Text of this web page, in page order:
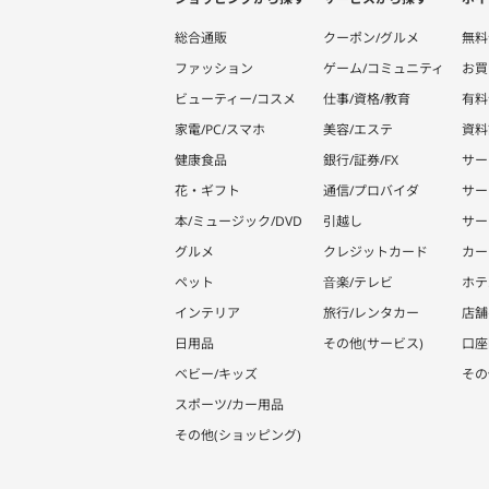
総合通販
ファッション
ビューティー/コスメ
家電/PC/スマホ
健康食品
花・ギフト
本/ミュージック/DVD
グルメ
ペット
インテリア
日用品
ベビー/キッズ
スポーツ/カー用品
その他(ショッピング)
クーポン/グルメ
ゲーム/コミュニティ
仕事/資格/教育
美容/エステ
銀行/証券/FX
通信/プロバイダ
引越し
クレジットカード
音楽/テレビ
旅行/レンタカー
その他(サービス)
無
お
有
資
サ
サ
サ
カ
ホ
店
口
そ